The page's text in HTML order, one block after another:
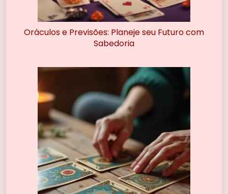
Oráculos e Previsões: Planeje seu Futuro com
Sabedoria